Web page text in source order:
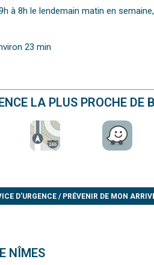
à 8h le lendemain matin en
23 min
LA PLUS PROCHE DE
D’URGENCE / PRÉVENIR DE MON
NÎMES